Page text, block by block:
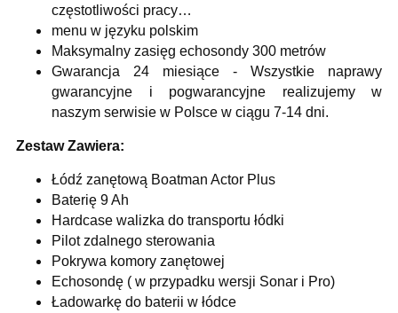
częstotliwości pracy…
menu w języku polskim
Maksymalny zasięg echosondy 300 metrów
Gwarancja 24 miesiące - Wszystkie naprawy
gwarancyjne i pogwarancyjne realizujemy w
naszym serwisie w Polsce w ciągu 7-14 dni.
Zestaw Zawiera:
Łódź zanętową Boatman Actor Plus
Baterię 9 Ah
Hardcase walizka do transportu łódki
Pilot zdalnego sterowania
Pokrywa komory zanętowej
Echosondę ( w przypadku wersji Sonar i Pro)
Ładowarkę do baterii w łódce